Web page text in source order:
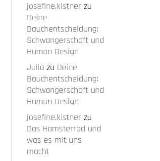
josefine.kistner zu
Deine
Bauchentscheidung:
Schwangerschaft und
Human Design
Julia zu Deine
Bauchentscheidung:
Schwangerschaft und
Human Design
josefine.kistner zu
Das Hamsterrad und
was es mit uns
macht